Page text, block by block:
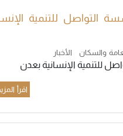
للتنمية
والسكان الأخبار
للتنمية الإنسانية بعدن
اقرأ